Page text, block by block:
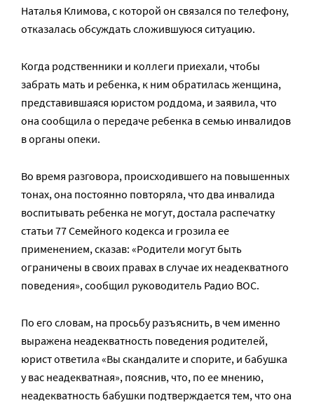
Наталья Климова, с которой он связался по телефону,
отказалась обсуждать сложившуюся ситуацию.
Когда родственники и коллеги приехали, чтобы
забрать мать и ребенка, к ним обратилась женщина,
представившаяся юристом роддома, и заявила, что
она сообщила о передаче ребенка в семью инвалидов
в органы опеки.
Во время разговора, происходившего на повышенных
тонах, она постоянно повторяла, что два инвалида
воспитывать ребенка не могут, достала распечатку
статьи 77 Семейного кодекса и грозила ее
применением, сказав: «Родители могут быть
ограничены в своих правах в случае их неадекватного
поведения», сообщил руководитель Радио ВОС.
По его словам, на просьбу разъяснить, в чем именно
выражена неадекватность поведения родителей,
юрист ответила «Вы скандалите и спорите, и бабушка
у вас неадекватная», пояснив, что, по ее мнению,
неадекватность бабушки подтверждается тем, что она